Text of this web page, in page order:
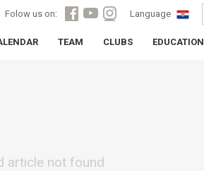
Folow us on: Language
TEAM CLUBS EDUCATION
article not found